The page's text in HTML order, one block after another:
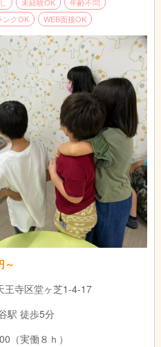
ンクOK WEB面接OK
～
王寺区堂ヶ芝1-4-17
駅 徒歩5分
（実働８ｈ）